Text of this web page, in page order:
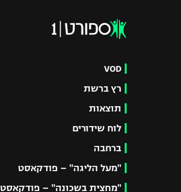
VOD
רץ ברשת
תוצאות
לוח שידורים
ברחבה
"מעל הליגה" – פודקאסט
"מחצית בשכונה" – פודקאסט